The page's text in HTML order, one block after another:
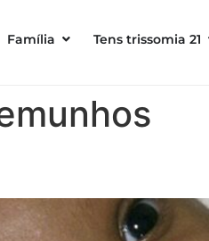
Família Tens trissomia 21